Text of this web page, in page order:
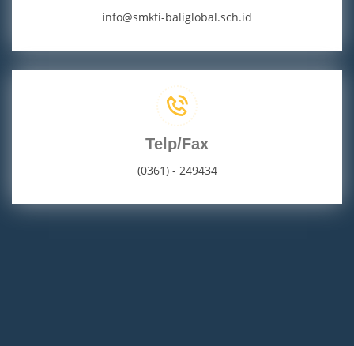
info@smkti-baliglobal.sch.id
Telp/Fax
(0361) - 249434